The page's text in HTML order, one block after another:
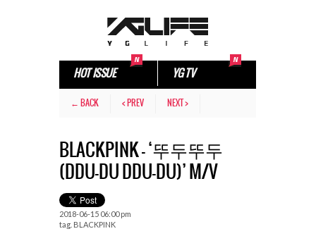
HOT ISSUE YG TV
← BACK < PREV NEXT >
BLACKPINK – ‘뚜두뚜두
(DDU-DU DDU-DU)’ M/V
2018-06-15 06:00 pm
tag. BLACKPINK